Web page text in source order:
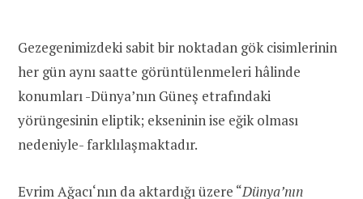
Gezegenimizdeki sabit bir noktadan gök cisimlerinin
her gün aynı saatte görüntülenmeleri hâlinde
konumları -Dünya’nın Güneş etrafındaki
yörüngesinin eliptik; ekseninin ise eğik olması
nedeniyle- farklılaşmaktadır.
Evrim Ağacı‘nın da aktardığı üzere “Dünya’nın